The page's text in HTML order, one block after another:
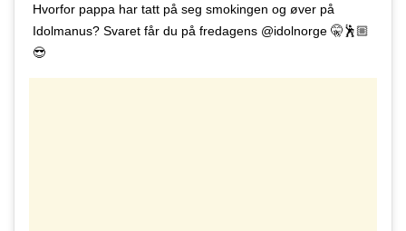
Hvorfor pappa har tatt på seg smokingen og øver på
Idolmanus? Svaret får du på fredagens @idolnorge 🤫🕺🏼
😎